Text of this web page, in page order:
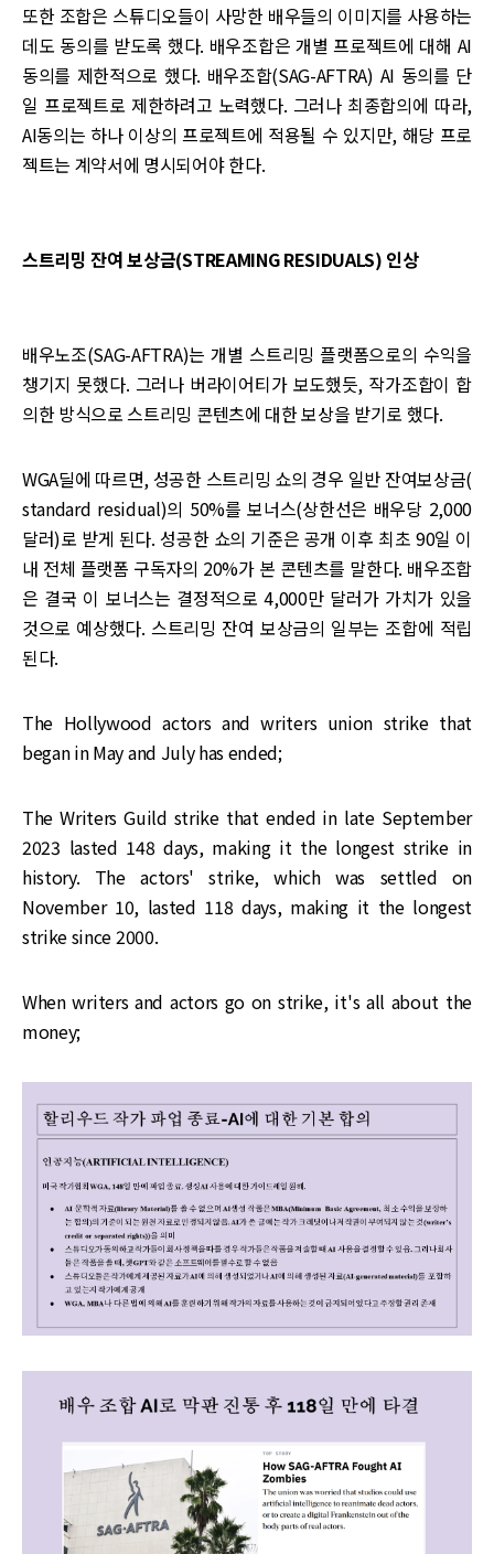
또한 조합은 스튜디오들이 사망한 배우들의 이미지를 사용하는
데도 동의를 받도록 했다. 배우조합은 개별 프로젝트에 대해 AI
동의를 제한적으로 했다. 배우조합(SAG-AFTRA) AI 동의를 단
일 프로젝트로 제한하려고 노력했다. 그러나 최종합의에 따라,
AI동의는 하나 이상의 프로젝트에 적용될 수 있지만, 해당 프로
젝트는 계약서에 명시되어야 한다.
스트리밍 잔여 보상금(STREAMING RESIDUALS) 인상
배우노조(SAG-AFTRA)는 개별 스트리밍 플랫폼으로의 수익을
챙기지 못했다. 그러나 버라이어티가 보도했듯, 작가조합이 합
의한 방식으로 스트리밍 콘텐츠에 대한 보상을 받기로 했다.
WGA딜에 따르면, 성공한 스트리밍 쇼의 경우 일반 잔여보상금(
standard residual)의 50%를 보너스(상한선은 배우당 2,000
달러)로 받게 된다. 성공한 쇼의 기준은 공개 이후 최초 90일 이
내 전체 플랫폼 구독자의 20%가 본 콘텐츠를 말한다. 배우조합
은 결국 이 보너스는 결정적으로 4,000만 달러가 가치가 있을
것으로 예상했다. 스트리밍 잔여 보상금의 일부는 조합에 적립
된다.
The Hollywood actors and writers union strike that
began in May and July has ended;
The Writers Guild strike that ended in late September
2023 lasted 148 days, making it the longest strike in
history. The actors' strike, which was settled on
November 10, lasted 118 days, making it the longest
strike since 2000.
When writers and actors go on strike, it's all about the
money;